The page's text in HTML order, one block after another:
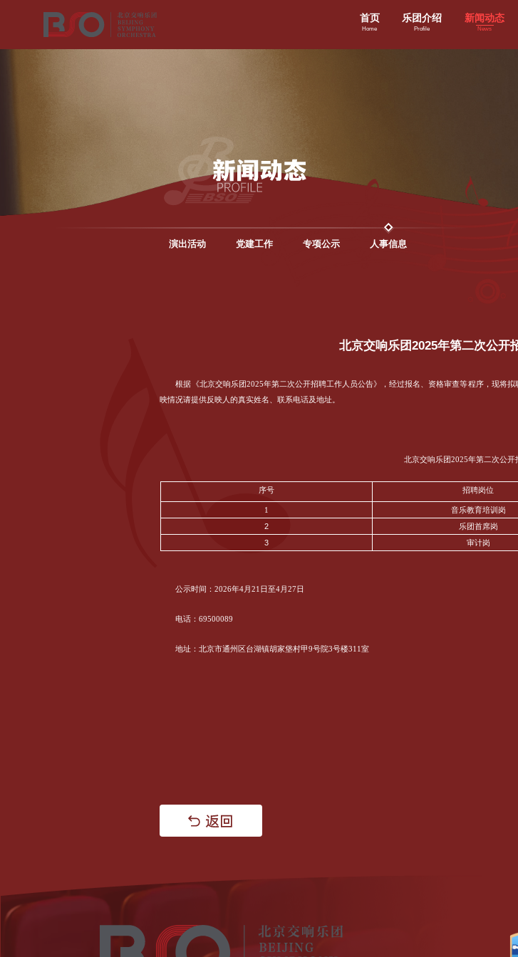
首页
Home
乐团介绍
Profile
新闻动态
News
演出活动 党建工作 专项公示 人事信息
北京交响乐团2025年第二次公开
根据《北京交响乐团2025年第二次公开招聘工作人员公告》，经过报名、资格审查等程序，现将
映情况请提供反映人的真实姓名、联系电话及地址。
北京交响乐团2025年第二次公开
序号 招聘岗位
1 音乐教育培训岗
2
乐团首席岗
3
审计岗
公示时间：2026年4月21日至4月27日
电话：69500089
地址：北京市通州区台湖镇胡家垡村甲9号院3号楼311室